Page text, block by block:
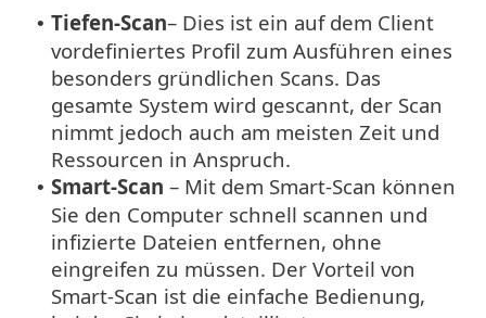
• Tiefen-Scan– Dies ist ein auf dem Client
vordefiniertes Profil zum Ausführen eines
besonders gründlichen Scans. Das
gesamte System wird gescannt, der Scan
nimmt jedoch auch am meisten Zeit und
Ressourcen in Anspruch.
• Smart-Scan – Mit dem Smart-Scan können
Sie den Computer schnell scannen und
infizierte Dateien entfernen, ohne
eingreifen zu müssen. Der Vorteil von
Smart-Scan ist die einfache Bedienung,